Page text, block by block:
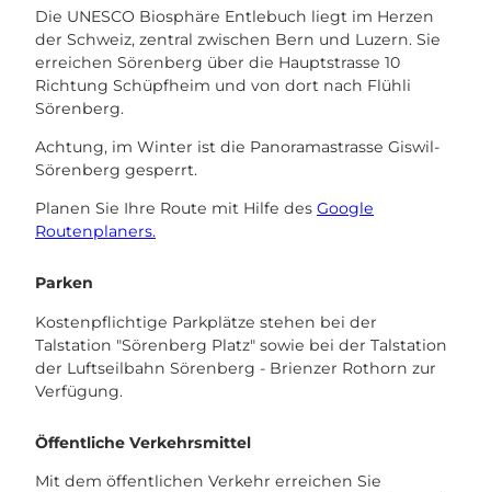
Die UNESCO Biosphäre Entlebuch liegt im Herzen
der Schweiz, zentral zwischen Bern und Luzern. Sie
erreichen Sörenberg über die Hauptstrasse 10
Richtung Schüpfheim und von dort nach Flühli
Sörenberg.
Achtung, im Winter ist die Panoramastrasse Giswil-
Sörenberg gesperrt.
Planen Sie Ihre Route mit Hilfe des Google
Routenplaners.
Parken
Kostenpflichtige Parkplätze stehen bei der
Talstation "Sörenberg Platz" sowie bei der Talstation
der Luftseilbahn Sörenberg - Brienzer Rothorn zur
Verfügung.
Öffentliche Verkehrsmittel
Mit dem öffentlichen Verkehr erreichen Sie